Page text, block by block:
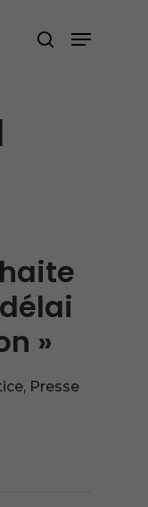
search
Menu
»
, Presse